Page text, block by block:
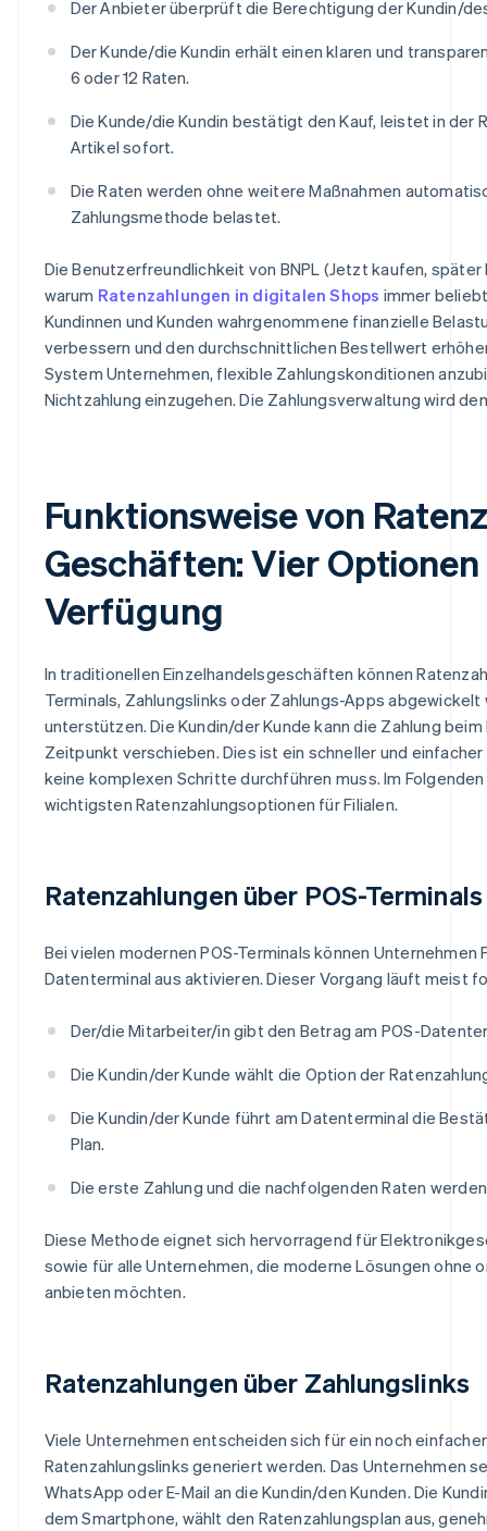
Der Anbieter überprüft die Berechtigung der Kundin/
Der Kunde/die Kundin erhält einen klaren und
6 oder 12 Raten.
Die Kunde/die Kundin bestätigt den Kauf, leistet in der
Artikel sofort.
Die Raten werden ohne weitere Maßnahmen
Zahlungsmethode belastet.
Die Benutzerfreundlichkeit von BNPL (Jetzt kaufen,
warum Ratenzahlungen in digitalen Shops immer
Kundinnen und Kunden wahrgenommene finanzielle
verbessern und den durchschnittlichen Bestellwert
System Unternehmen, flexible Zahlungskonditionen
Nichtzahlung einzugehen. Die Zahlungsverwaltung wird
Funktionsweise von
Geschäften: Vier
Verfügung
In traditionellen Einzelhandelsgeschäften können
Terminals, Zahlungslinks oder Zahlungs-Apps
unterstützen. Die Kundin/der Kunde kann die Zahlung
Zeitpunkt verschieben. Dies ist ein schneller und
keine komplexen Schritte durchführen muss. Im
wichtigsten Ratenzahlungsoptionen für Filialen.
Ratenzahlungen über POS-Terminals
Bei vielen modernen POS-Terminals können
Datenterminal aus aktivieren. Dieser Vorgang läuft meist
Der/die Mitarbeiter/in gibt den Betrag am POS-
Die Kundin/der Kunde wählt die Option der
Die Kundin/der Kunde führt am Datenterminal die
Plan.
Die erste Zahlung und die nachfolgenden Raten
Diese Methode eignet sich hervorragend für
sowie für alle Unternehmen, die moderne Lösungen ohne
anbieten möchten.
Ratenzahlungen über Zahlungslinks
Viele Unternehmen entscheiden sich für ein noch
Ratenzahlungslinks generiert werden. Das Unternehmen
WhatsApp oder E-Mail an die Kundin/den Kunden. Die
dem Smartphone, wählt den Ratenzahlungsplan aus,